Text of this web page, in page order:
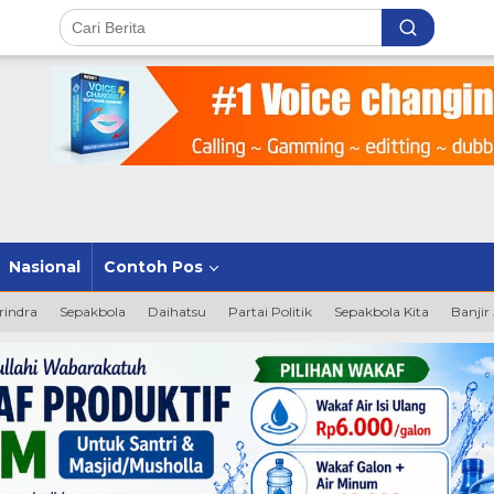
Nasional Contoh Pos
Sepakbola Daihatsu Partai Politik Sepakbola Kita Banjir